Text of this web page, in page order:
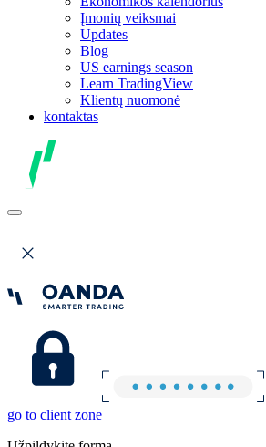
Įmonių veiksmai
Updates
Blog
US earnings season
Learn TradingView
Klientų nuomonė
kontaktas
go to client zone